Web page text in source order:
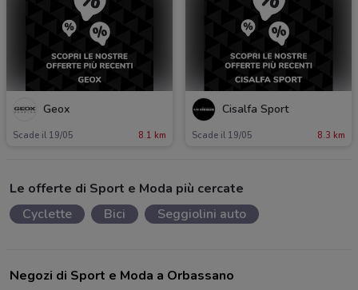
Geox
Scade il 19/05 8.1 km
Cisalfa Sport
Scade il 19/05 8.3 km
Le offerte di Sport e Moda più cercate
Cyclette
Bici Seggiolini auto
Negozi di Sport e Moda a Orbassano